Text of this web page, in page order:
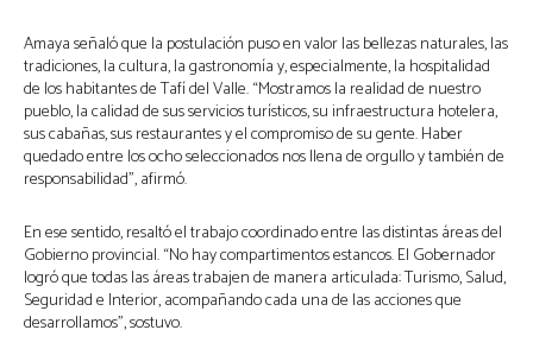
Amaya señaló que la postulación puso en valor las bellezas naturales, las
tradiciones, la cultura, la gastronomía y, especialmente, la hospitalidad
de los habitantes de Tafí del Valle. “Mostramos la realidad de nuestro
pueblo, la calidad de sus servicios turísticos, su infraestructura hotelera,
sus cabañas, sus restaurantes y el compromiso de su gente. Haber
quedado entre los ocho seleccionados nos llena de orgullo y también de
responsabilidad”, afirmó.
En ese sentido, resaltó el trabajo coordinado entre las distintas áreas del
Gobierno provincial. “No hay compartimentos estancos. El Gobernador
logró que todas las áreas trabajen de manera articulada: Turismo, Salud,
Seguridad e Interior, acompañando cada una de las acciones que
desarrollamos”, sostuvo.